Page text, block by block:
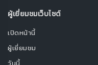
ผู้เยี่ยมชมเว็บไซต์
เปิดหน้านี้
ผู้เยี่ยมชม